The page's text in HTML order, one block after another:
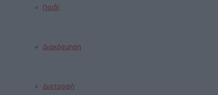
Παιδί
Διακόσμηση
Διατροφή